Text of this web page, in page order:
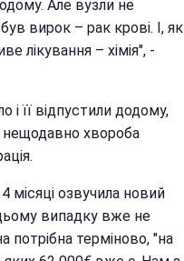
Але вузли не
вирок – рак крові. І, як
лікування – хімія", -
і її відпустили додому,
нещодавно хвороба
місяці озвучила новий
випадку вже не
потрібна терміново, "на